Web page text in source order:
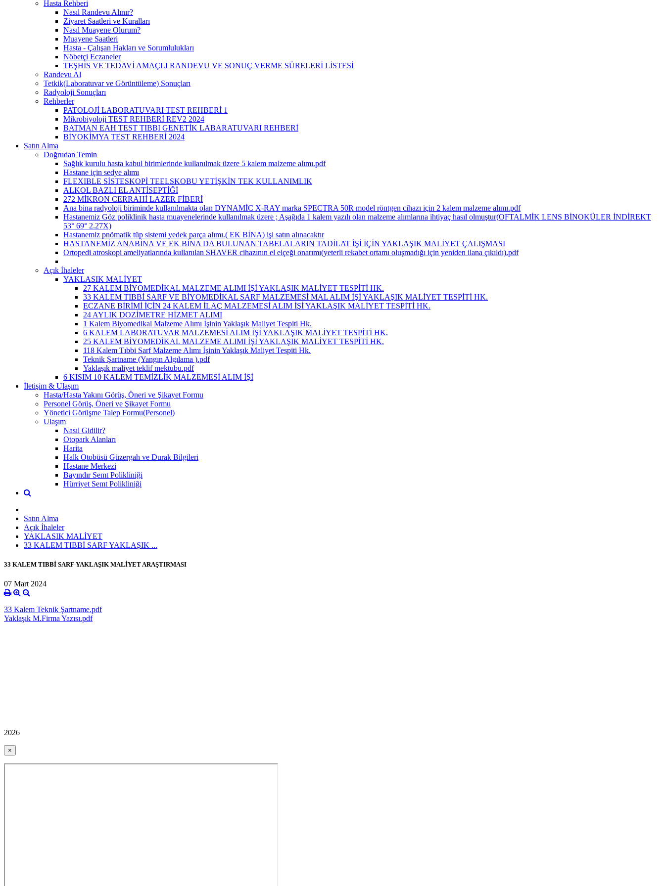
Hasta Rehberi
Nasıl Randevu Alınır?
Ziyaret Saatleri ve Kuralları
Nasıl Muayene Olurum?
Muayene Saatleri
Hasta - Çalışan Hakları ve Sorumlulukları
Nöbetçi Eczaneler
TEŞHİS VE TEDAVİ AMAÇLI RANDEVU VE SONUÇ VERME SÜRELERİ LİSTESİ
Randevu Al
Tetkik(Laboratuvar ve Görüntüleme) Sonuçları
Radyoloji Sonuçları
Rehberler
PATOLOJİ LABORATUVARI TEST REHBERİ 1
Mikrobiyoloji TEST REHBERİ REV2 2024
BATMAN EAH TEST TIBBI GENETİK LABARATUVARI REHBERİ
BİYOKİMYA TEST REHBERİ 2024
Satın Alma
Doğrudan Temin
Sağlık kurulu hasta kabul birimlerinde kullanılmak üzere 5 kalem malzeme alımı.pdf
Hastane için sedye alımı
FLEXIBLE SİSTESKOPİ TEELSKOBU YETİŞKİN TEK KULLANIMLIK
ALKOL BAZLI EL ANTİSEPTİĞİ
272 MİKRON CERRAHİ LAZER FİBERİ
Ana bina radyoloji biriminde kullanılmakta olan DYNAMİC X-RAY marka SPECTRA 50R model röntgen cihazı için 2 kalem malzeme alımı.pdf
Hastanemiz Göz poliklinik hasta muayenelerinde kullanılmak üzere ; Aşağıda 1 kalem yazılı olan malzeme alımlarına ihtiyaç hasıl olmuştur(OFTALMİK LENS BİNOKÜLER İNDİREKT
53° 69° 2.27X)
Hastanemiz pnömatik tüp sistemi yedek parça alımı.( EK BİNA) işi satın alınacaktır
HASTANEMİZ ANABİNA VE EK BİNA DA BULUNAN TABELALARIN TADİLAT İŞİ İÇİN YAKLAŞIK MALİYET ÇALIŞMASI
Ortopedi atroskopi ameliyatlarında kullanılan SHAVER cihazının el elçeği onarımı(yeterli rekabet ortamı oluşmadığı için yeniden ilana çıkıldı).pdf
Açık İhaleler
YAKLASIK MALİYET
27 KALEM BİYOMEDİKAL MALZEME ALIMI İŞİ YAKLAŞIK MALİYET TESPİTİ HK.
33 KALEM TIBBİ SARF VE BİYOMEDİKAL SARF MALZEMESİ MAL ALIM İŞİ YAKLAŞIK MALİYET TESPİTİ HK.
ECZANE BİRİMİ İÇİN 24 KALEM İLAÇ MALZEMESİ ALIM İŞİ YAKLAŞIK MALİYET TESPİTİ HK.
24 AYLIK DOZİMETRE HİZMET ALIMI
1 Kalem Biyomedikal Malzeme Alımı İşinin Yaklaşık Maliyet Tespiti Hk.
6 KALEM LABORATUVAR MALZEMESİ ALIM İŞİ YAKLAŞIK MALİYET TESPİTİ HK.
25 KALEM BİYOMEDİKAL MALZEME ALIMI İŞİ YAKLAŞIK MALİYET TESPİTİ HK.
118 Kalem Tıbbi Sarf Malzeme Alımı İşinin Yaklaşık Maliyet Tespiti Hk.
Teknik Şartname (Yangın Algılama ).pdf
Yaklaşık maliyet teklif mektubu.pdf
6 KISIM 10 KALEM TEMİZLİK MALZEMESİ ALIM İŞİ
İletişim & Ulaşım
Hasta/Hasta Yakını Görüş, Öneri ve Şikayet Formu
Personel Görüş, Öneri ve Şikayet Formu
Yönetici Görüşme Talep Formu(Personel)
Ulaşım
Nasıl Gidilir?
Otopark Alanları
Harita
Halk Otobüsü Güzergah ve Durak Bilgileri
Hastane Merkezi
Bayındır Semt Polikliniği
Hürriyet Semt Polikliniği
Satın Alma
Açık İhaleler
YAKLASIK MALİYET
33 KALEM TIBBİ SARF YAKLAŞIK ...
33 KALEM TIBBİ SARF YAKLAŞIK MALİYET ARAŞTIRMASI
07 Mart 2024
33 Kalem Teknik Şartname.pdf
Yaklaşık M.Firma Yazısı.pdf
2026
×